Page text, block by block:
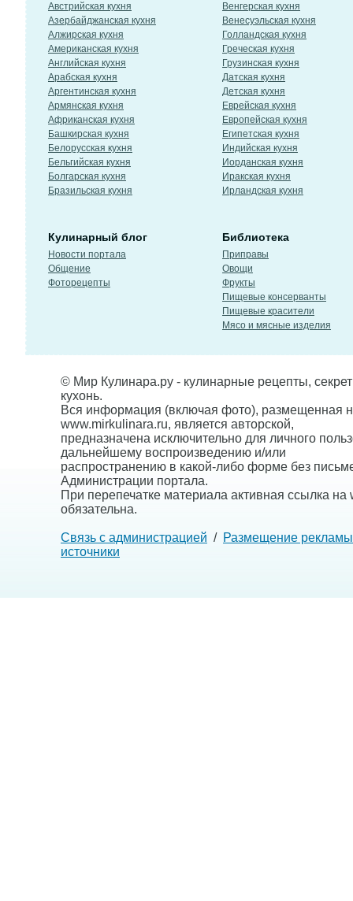
Австрийская кухня
Азербайджанская кухня
Алжирская кухня
Американская кухня
Английская кухня
Арабская кухня
Аргентинская кухня
Армянская кухня
Африканская кухня
Башкирская кухня
Белорусская кухня
Бельгийская кухня
Болгарская кухня
Бразильская кухня
Венгерская кухня
Венесуэльская кухня
Голландская кухня
Греческая кухня
Грузинская кухня
Датская кухня
Детская кухня
Еврейская кухня
Европейская кухня
Египетская кухня
Индийская кухня
Иорданская кухня
Иракская кухня
Ирландская кухня
Кулинарный блог
Новости портала
Общение
Фоторецепты
Библиотека
Приправы
Овощи
Фрукты
Пищевые консерванты
Пищевые красители
Мясо и мясные изделия
© Мир Кулинара.ру - кулинарные рецепты,
кухонь.
Вся информация (включая фото), размещенная
www.mirkulinara.ru, является авторской,
предназначена исключительно для личного
дальнейшему воспроизведению и/или
распространению в какой-либо форме без
Администрации портала.
При перепечатке материала активная ссылка на
обязательна.
Связь с администрацией / Размещение рекламы
источники